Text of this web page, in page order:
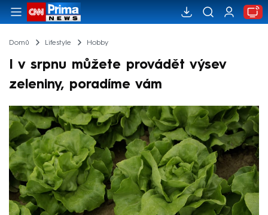
Domů Lifestyle Hobby
I v srpnu můžete provádět výsev
zeleniny, poradíme vám